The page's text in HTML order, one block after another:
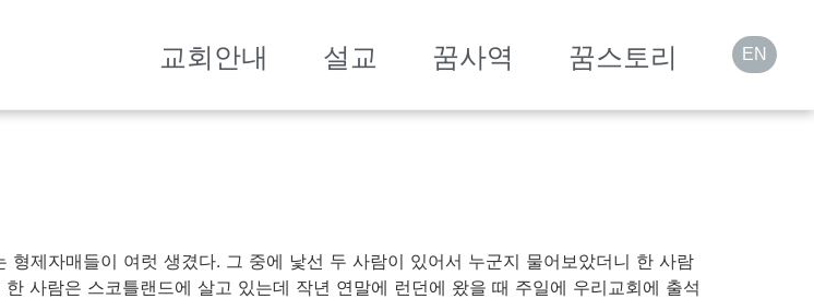
교회안내 설교 꿈사역 꿈스토리 EN
제자매들이 여럿 생겼다. 그 중에 낯선 두 사람이 있어서 누군지 물어보았더니 한 사람
사람은 스코틀랜드에 살고 있는데 작년 연말에 런던에 왔을 때 주일에 우리교회에 출석